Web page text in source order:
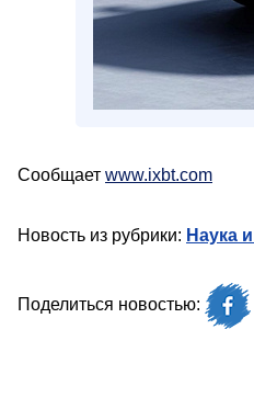
Сообщает www.ixbt.com
Новость из рубрики: Наука
Поделиться новостью: